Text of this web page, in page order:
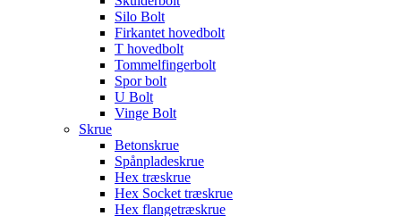
Silo Bolt
Firkantet hovedbolt
T hovedbolt
Tommelfingerbolt
Spor bolt
U Bolt
Vinge Bolt
Skrue
Betonskrue
Spånpladeskrue
Hex træskrue
Hex Socket træskrue
Hex flangetræskrue